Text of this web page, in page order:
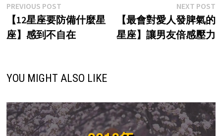
Post
navigation
PREVIOUS POSTPrevious
post:
【12星座要防備什麼星
座】感到不自在
NEXT POST
【最會對愛人發脾氣的
星座】讓男友倍感壓力
YOU MIGHT ALSO LIKE